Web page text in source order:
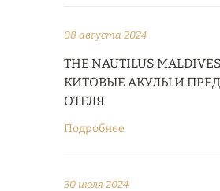
08 августа 2024
THE NAUTILUS
КИТОВЫЕ АКУЛЫ И
ОТЕЛЯ
Подробнее
30 июля 2024